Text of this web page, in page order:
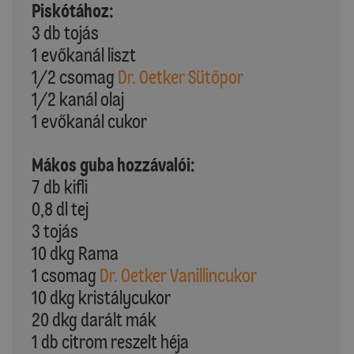
Piskótához:
3 db tojás
1 evőkanál liszt
1/2 csomag Dr. Oetker Sütőpor
1/2 kanál olaj
1 evőkanál cukor
Mákos guba hozzávalói:
7 db kifli
0,8 dl tej
3 tojás
10 dkg Rama
1 csomag Dr. Oetker Vanillincukor
10 dkg kristálycukor
20 dkg darált mák
1 db citrom reszelt héja